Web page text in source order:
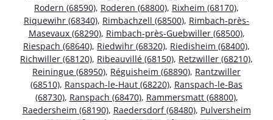
Rodern (68590), Roderen (68800), Rixheim (68170),
Riquewihr (68340), Rimbachzell (68500), Rimbach-près-
Masevaux (68290), Rimbach-près-Guebwiller (68500),
Riespach (68640), Riedwihr (68320), Riedisheim (68400),
Richwiller (68120), Ribeauvillé (68150), Retzwiller (68210),
Reiningue (68950), Réguisheim (68890), Rantzwiller
(68510), Ranspach-le-Haut (68220), Ranspach-le-Bas
(68730), Ranspach (68470), Rammersmatt (68800),
Raedersheim (68190), Raedersdorf (68480), Pulversheim